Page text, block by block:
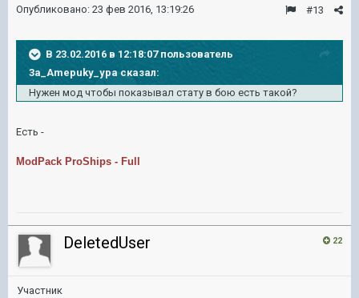
#13
Опубликовано: 23 фев 2016, 13:19:26
В 23.02.2016 в 12:18:07 пользователь
3a_Amepuky_ypa сказал:
Нужен мод чтобы показывал стату в бою есть такой?
Есть -
ModPack ProShips - Full
22
DeletedUser
Участник